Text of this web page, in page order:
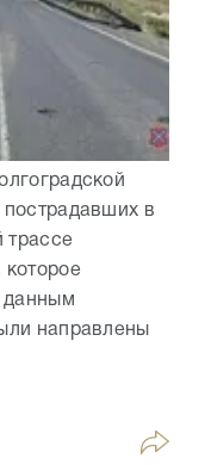
в
данным
направлены